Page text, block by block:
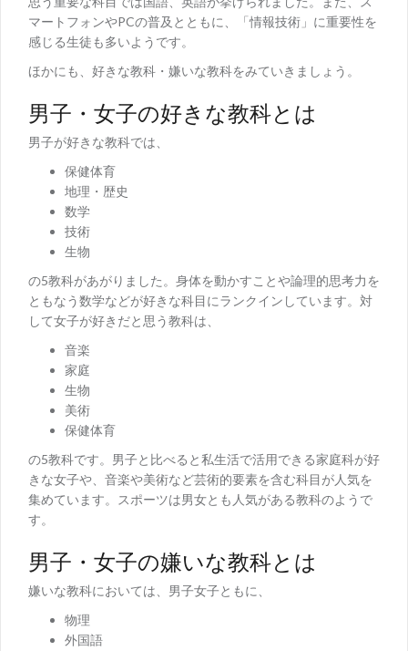
マートフォンやPCの普及とともに、「情報技術」に重要性を
感じる生徒も多いようです。
ほかにも、好きな教科・嫌いな教科をみていきましょう。
男子・女子の好きな教科とは
男子が好きな教科では、
保健体育
地理・歴史
数学
技術
生物
の5教科があがりました。身体を動かすことや論理的思考力を
ともなう数学などが好きな科目にランクインしています。対
して女子が好きだと思う教科は、
音楽
家庭
生物
美術
保健体育
の5教科です。男子と比べると私生活で活用できる家庭科が好
きな女子や、音楽や美術など芸術的要素を含む科目が人気を
集めています。スポーツは男女とも人気がある教科のようで
す。
男子・女子の嫌いな教科とは
嫌いな教科においては、男子女子ともに、
物理
外国語